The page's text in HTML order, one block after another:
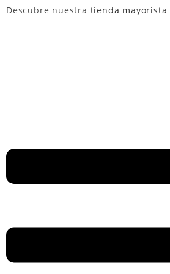
Descubre nuestra tienda mayorista